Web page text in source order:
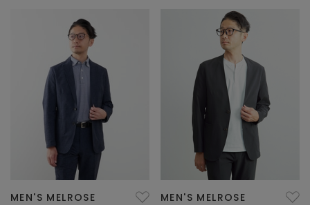
MEN'S MELROSE MEN'S MELROSE